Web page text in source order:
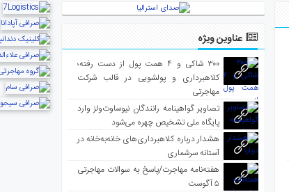
عناوین ویژه
۳۰۰ شاکی و ۴ همت پول از دست رفته؛
کلاهبرداری و پولشویی در قالب شرکت
مهاجرتی
تصاویر گواهینامه رانندگان نیوساوت‌ولز وارد
پایگاه ملی تشخیص چهره می‌شود
هشدار درباره کلاهبرداری‌های خانه‌به‌خانه در
آستانه سرشماری
هفته‌نامه مهاجرت/پاسخ به سوالات مهاجرتی
۵ آگوست